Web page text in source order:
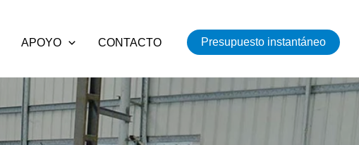
APOYO CONTACTO Presupuesto instantáneo